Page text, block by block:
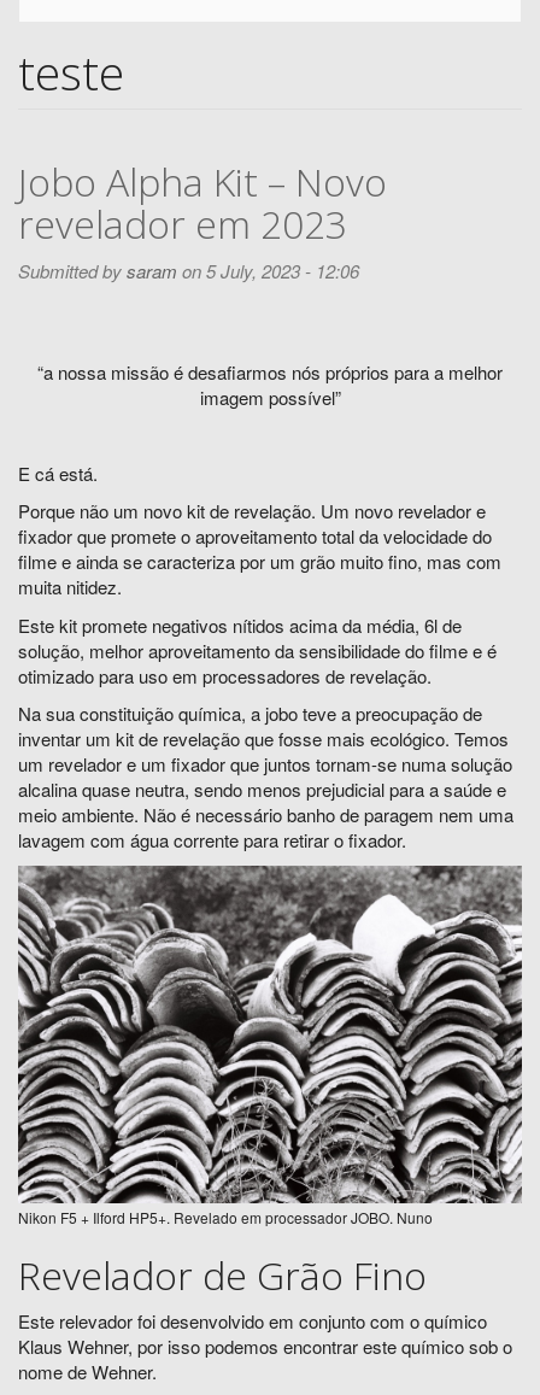
teste
Jobo Alpha Kit – Novo
revelador em 2023
Submitted bysaram on 5 July, 2023 - 12:06
“a nossa missão é desafiarmos nós próprios para a melhor
imagem possível”
E cá está.
Porque não um novo kit de revelação. Um novo revelador e
fixador que promete o aproveitamento total da velocidade do
filme e ainda se caracteriza por um grão muito fino, mas com
muita nitidez.
Este kit promete negativos nítidos acima da média, 6l de
solução, melhor aproveitamento da sensibilidade do filme e é
otimizado para uso em processadores de revelação.
Na sua constituição química, a jobo teve a preocupação de
inventar um kit de revelação que fosse mais ecológico. Temos
um revelador e um fixador que juntos tornam-se numa solução
alcalina quase neutra, sendo menos prejudicial para a saúde e
meio ambiente. Não é necessário banho de paragem nem uma
lavagem com água corrente para retirar o fixador.
Nikon F5 + Ilford HP5+. Revelado em processador JOBO. Nuno
Revelador de Grão Fino
Este relevador foi desenvolvido em conjunto com o químico
Klaus Wehner, por isso podemos encontrar este químico sob o
nome de Wehner.